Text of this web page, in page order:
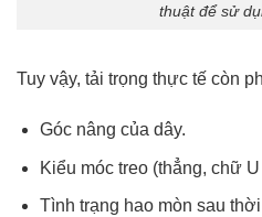
thuật để sử
Tuy vậy, tải trọng thực tế còn
Góc nâng của dây.
Kiểu móc treo (thẳng, chữ
Tình trạng hao mòn sau